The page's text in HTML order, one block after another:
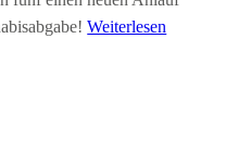
Weiterlesen